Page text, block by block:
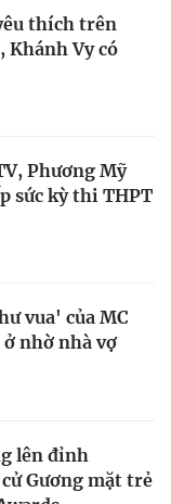
thích trên
Khánh Vy có
Phương Mỹ
sức kỳ thi THPT
vua' của MC
nhờ nhà vợ
lên đỉnh
Gương mặt trẻ